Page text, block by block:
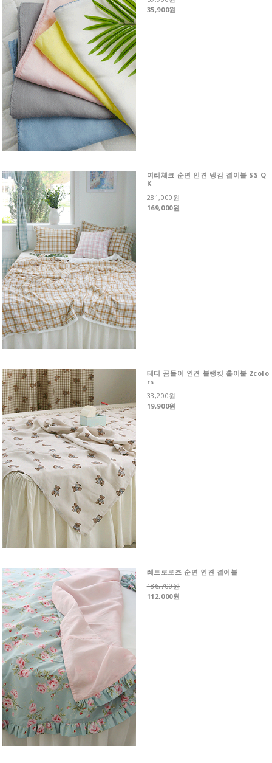
35,900원
여리체크 순면 인견 냉감 겹이불 SS Q
K
281,000원
169,000원
테디 곰돌이 인견 블랭킷 홑이불 2colo
rs
33,200원
19,900원
레트로로즈 순면 인견 겹이불
186,700원
112,000원